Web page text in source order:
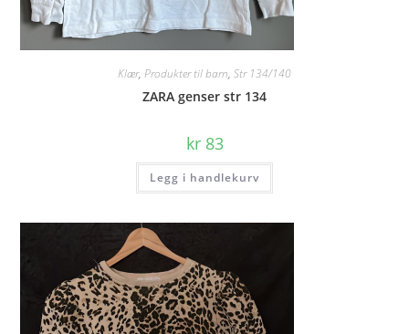
Klær, Produkter til barn, Str 134/140
ZARA genser str 134
kr83
Legg i handlekurv